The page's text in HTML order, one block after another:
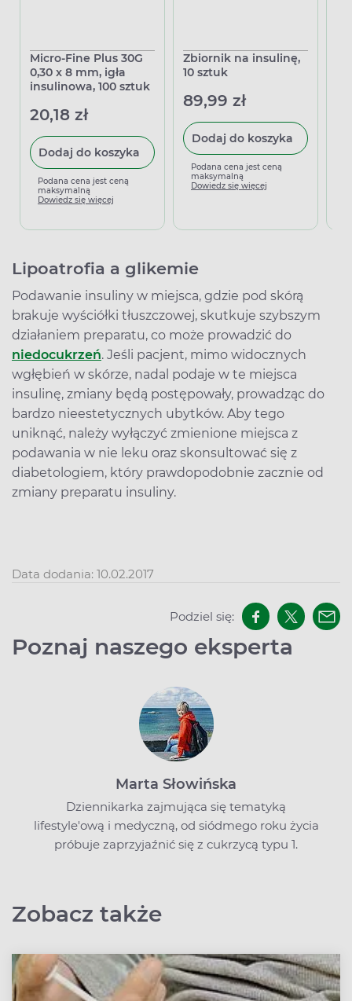
Micro-Fine Plus 30G
0,30 x 8 mm, igła
insulinowa, 100 sztuk
20,18 zł
Dodaj do koszyka
Podana cena jest ceną
maksymalną
Dowiedz się więcej
Zbiornik na insulinę,
10 sztuk
89,99 zł
Dodaj do koszyka
Podana cena jest ceną
maksymalną
Dowiedz się więcej
Lipoatrofia a glikemie
Podawanie insuliny w miejsca, gdzie pod skórą
brakuje wyściółki tłuszczowej, skutkuje szybszym
działaniem preparatu, co może prowadzić do
niedocukrzeń. Jeśli pacjent, mimo widocznych
wgłębień w skórze, nadal podaje w te miejsca
insulinę, zmiany będą postępowały, prowadząc do
bardzo nieestetycznych ubytków. Aby tego
uniknąć, należy wyłączyć zmienione miejsca z
podawania w nie leku oraz skonsultować się z
diabetologiem, który prawdopodobnie zacznie od
zmiany preparatu insuliny.
Data dodania: 10.02.2017
Podziel się:
Poznaj naszego eksperta
Marta Słowińska
Dziennikarka zajmująca się tematyką
lifestyle'ową i medyczną, od siódmego roku życia
próbuje zaprzyjaźnić się z cukrzycą typu 1.
Zobacz także